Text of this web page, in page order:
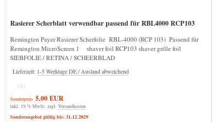
Rasierer Scherblatt verwendbar passend für RBL4000 RCP103
Remingten Payer Rasierer Scherfolie RBL-4000 (RCP 103) Passend für
Remington MicroScreen 1 shaver foil RCP103 shaver grille foil
SIEBFOLIE / RETINA / SCHEERBLAD
Lieferzeit: 1-5 Werktage DE / Ausland abweichend
(0)
Sonderpreis 5,00 EUR
inkl. 19 % MwSt. zzgl. Versandkosten
Sonderangebot gültig bis: 31.12.2029